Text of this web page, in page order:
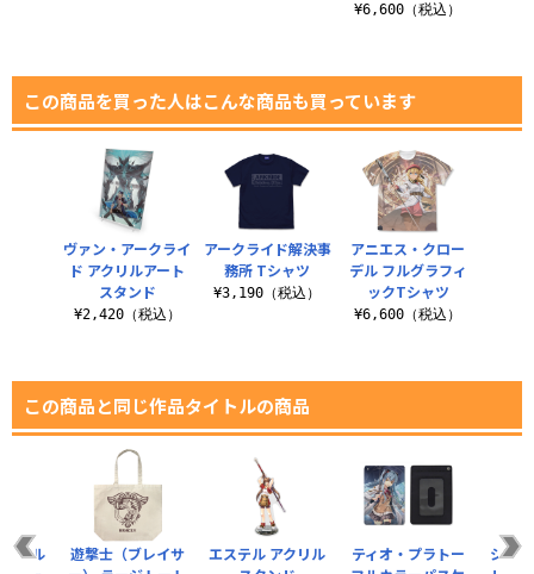
¥6,600（税込）
この商品を買った人はこんな商品も買っています
アークライド解決事
務所 Tシャツ
¥3,190（税込）
アニエス・クロー
デル フルグラフィ
ックTシャツ
¥6,600（税込）
ヴァン・アークライ
ド アクリルアート
スタンド
¥2,420（税込）
この商品と同じ作品タイトルの商品
エステル アクリル
ティオ・プラトー
シェ
リル
遊撃士（ブレイサ